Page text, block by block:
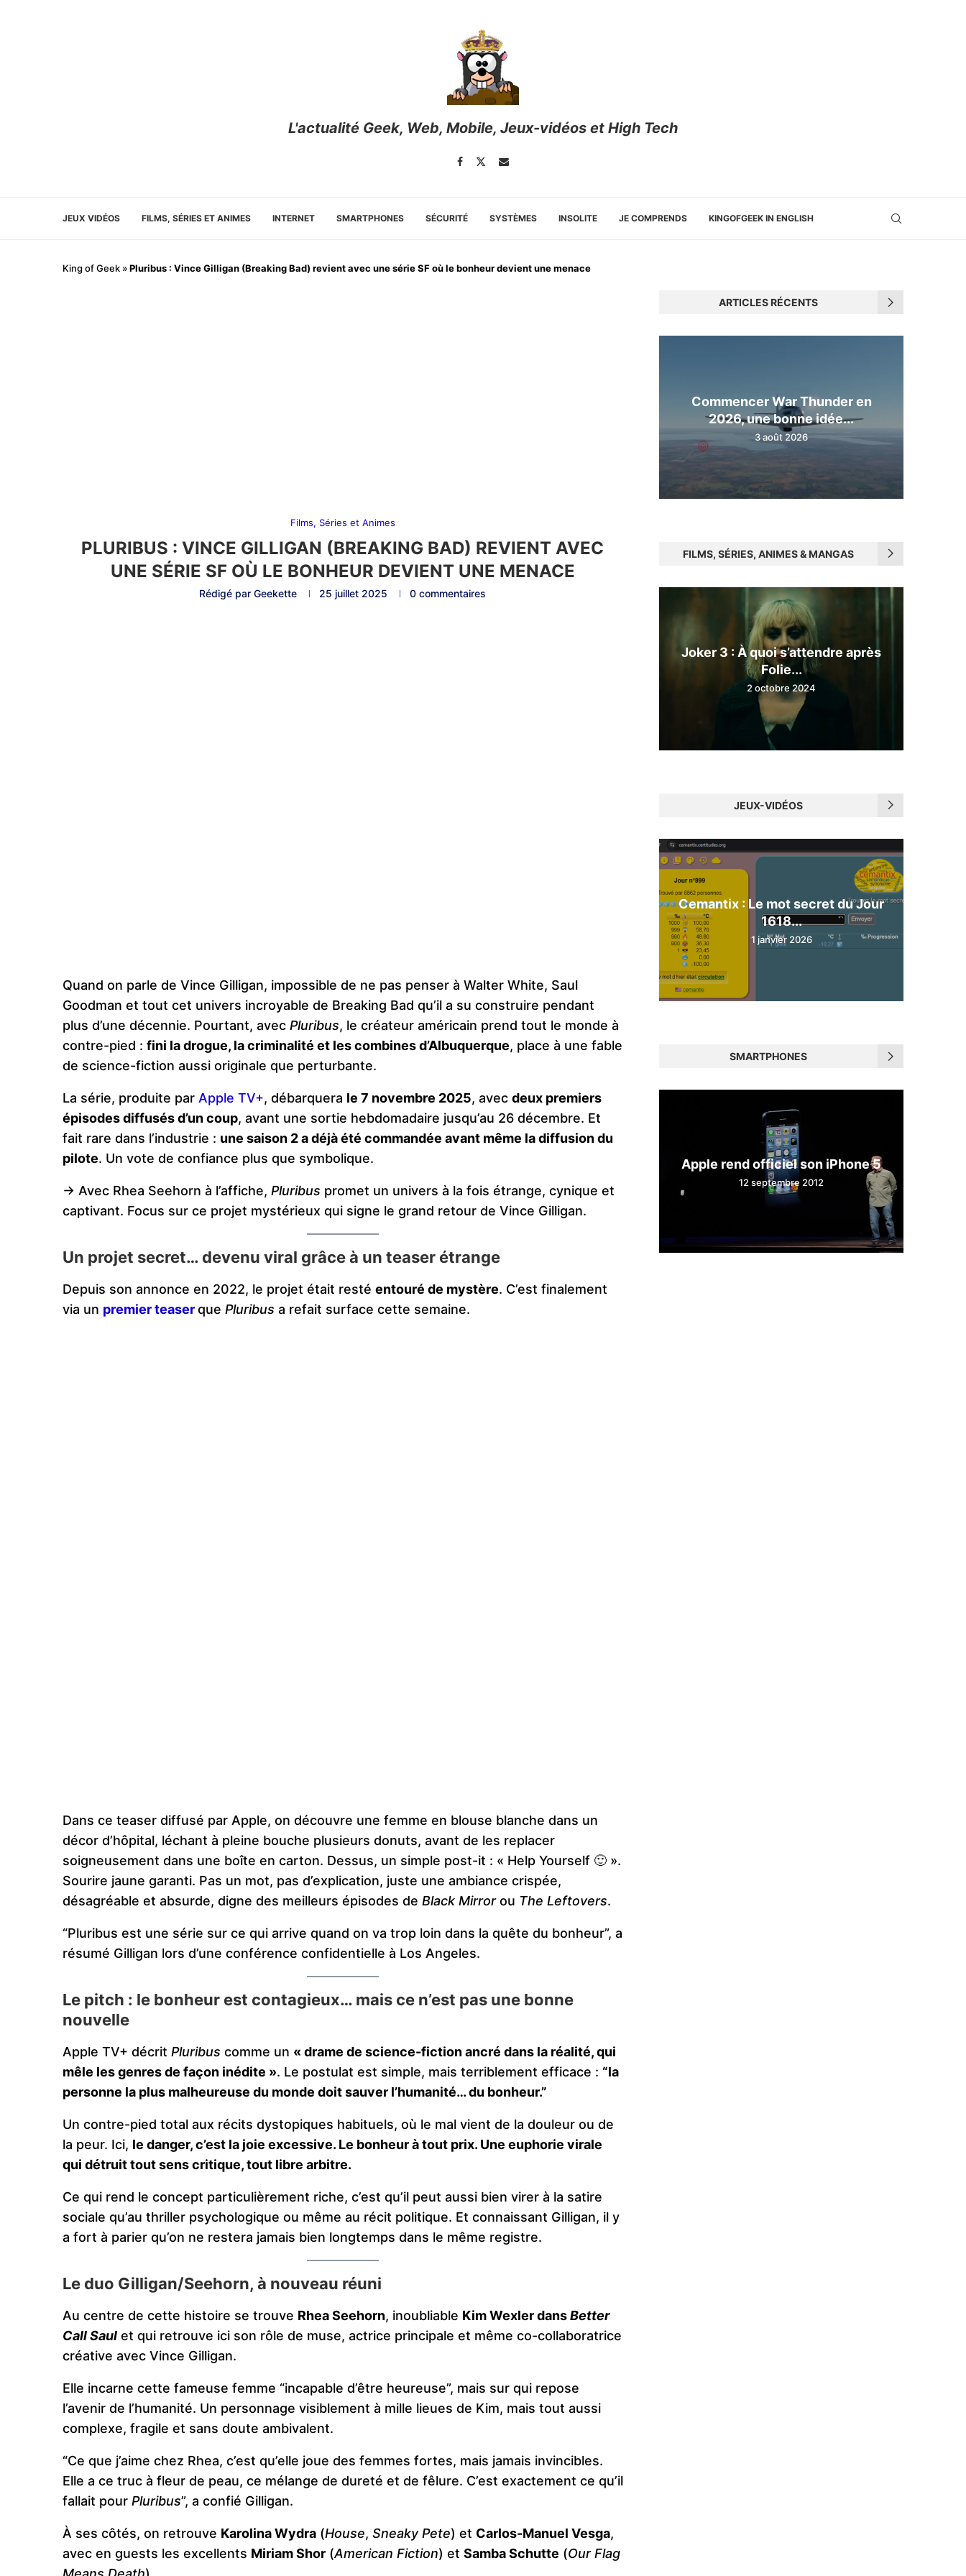
L'actualité Geek, Web, Mobile, Jeux-vidéos et High Tech
JEUX VIDÉOS FILMS, SÉRIES ET ANIMES INTERNET SMARTPHONES SÉCURITÉ SYSTÈMES INSOLITE JE COMPRENDS KINGOFGEEK IN ENGLISH
King of Geek »Pluribus : Vince Gilligan (Breaking Bad) revient avec une série SF où le bonheur devient une menace
Films, Séries et Animes
PLURIBUS : VINCE GILLIGAN (BREAKING BAD) REVIENT AVEC
UNE SÉRIE SF OÙ LE BONHEUR DEVIENT UNE MENACE
Rédigé parGeekette 25 juillet 2025 0 commentaires
Quand on parle de Vince Gilligan, impossible de ne pas penser à Walter White, Saul
Goodman et tout cet univers incroyable de Breaking Bad qu’il a su construire pendant
plus d’une décennie. Pourtant, avec Pluribus, le créateur américain prend tout le monde à
contre-pied : fini la drogue, la criminalité et les combines d’Albuquerque, place à une fable
de science-fiction aussi originale que perturbante.
La série, produite par Apple TV+, débarquera le 7 novembre 2025, avec deux premiers
épisodes diffusés d’un coup, avant une sortie hebdomadaire jusqu’au 26 décembre. Et
fait rare dans l’industrie : une saison 2 a déjà été commandée avant même la diffusion du
pilote. Un vote de confiance plus que symbolique.
-> Avec Rhea Seehorn à l’affiche, Pluribus promet un univers à la fois étrange, cynique et
captivant. Focus sur ce projet mystérieux qui signe le grand retour de Vince Gilligan.
Un projet secret… devenu viral grâce à un teaser étrange
Depuis son annonce en 2022, le projet était resté entouré de mystère. C’est finalement
via un premier teaserque Pluribus a refait surface cette semaine.
Dans ce teaser diffusé par Apple, on découvre une femme en blouse blanche dans un
décor d’hôpital, léchant à pleine bouche plusieurs donuts, avant de les replacer
soigneusement dans une boîte en carton. Dessus, un simple post-it : « Help Yourself 🙂 ».
Sourire jaune garanti. Pas un mot, pas d’explication, juste une ambiance crispée,
désagréable et absurde, digne des meilleurs épisodes de Black Mirrorou The Leftovers.
“Pluribus est une série sur ce qui arrive quand on va trop loin dans la quête du bonheur”, a
résumé Gilligan lors d’une conférence confidentielle à Los Angeles.
Le pitch : le bonheur est contagieux… mais ce n’est pas une bonne
nouvelle
Apple TV+ décrit Pluribus comme un « drame de science-fiction ancré dans la réalité, qui
mêle les genres de façon inédite ». Le postulat est simple, mais terriblement efficace : “la
personne la plus malheureuse du monde doit sauver l’humanité… du bonheur.”
Un contre-pied total aux récits dystopiques habituels, où le mal vient de la douleur ou de
la peur. Ici, le danger, c’est la joie excessive. Le bonheur à tout prix. Une euphorie virale
qui détruit tout sens critique, tout libre arbitre.
Ce qui rend le concept particulièrement riche, c’est qu’il peut aussi bien virer à la satire
sociale qu’au thriller psychologique ou même au récit politique. Et connaissant Gilligan, il y
a fort à parier qu’on ne restera jamais bien longtemps dans le même registre.
Le duo Gilligan/Seehorn, à nouveau réuni
Au centre de cette histoire se trouve Rhea Seehorn, inoubliable Kim Wexler dansBetter
Call Saul et qui retrouve ici son rôle de muse, actrice principale et même co-collaboratrice
créative avec Vince Gilligan.
Elle incarne cette fameuse femme “incapable d’être heureuse”, mais sur qui repose
l’avenir de l’humanité. Un personnage visiblement à mille lieues de Kim, mais tout aussi
complexe, fragile et sans doute ambivalent.
“Ce que j’aime chez Rhea, c’est qu’elle joue des femmes fortes, mais jamais invincibles.
Elle a ce truc à fleur de peau, ce mélange de dureté et de fêlure. C’est exactement ce qu’il
fallait pour Pluribus”, a confié Gilligan.
À ses côtés, on retrouve Karolina Wydra (House, Sneaky Pete) et Carlos-Manuel Vesga,
avec en guests les excellents Miriam Shor (American Fiction) et Samba Schutte (Our Flag
ARTICLES RÉCENTS
Commencer War Thunder en
2026, une bonne idée...
3 août 2026
FILMS, SÉRIES, ANIMES & MANGAS
Joker 3 : À quoi s’attendre après
Folie...
2 octobre 2024
JEUX-VIDÉOS
Cemantix : Le mot secret du Jour
1618...
1 janvier 2026
SMARTPHONES
Apple rend officiel son iPhone 5
12 septembre 2012